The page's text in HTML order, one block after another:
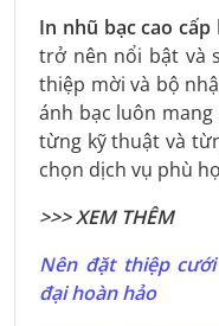
In nhũ bạc cao cấp
trở nên nổi bật và
thiệp mời và bộ
ánh bạc luôn
từng kỹ thuật và
chọn dịch vụ phù
>>> XEM THÊM
Nên đặt thiệp
đại hoàn hảo